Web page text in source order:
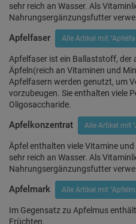
sehr reich an Wasser. Als
Nahrungsergänzungsfutter
Apfelfaser Alle Artikel mit
Apfelfaser ist ein Ballaststoff, der
Äpfeln(reich an Vitaminen und
Apfelfasern werden genutzt, um
vorzubeugen. Sie enthalten viele
Oligosaccharide.
Apfelkonzentrat Alle Artikel mit
Äpfel enthalten viele Vitamine
sehr reich an Wasser. Als
Nahrungsergänzungsfutter
Apfelmark Alle Artikel mit
Im Gegensatz zu Apfelmus
Früchten.